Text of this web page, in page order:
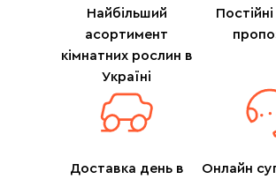
Найбільший
асортимент
кімнатних рослин в
Україні
Постійні
Доставка день в
Онлайн